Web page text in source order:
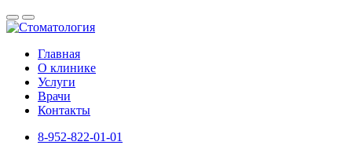
Главная
О клинике
Услуги
Врачи
Контакты
8-952-822-01-01